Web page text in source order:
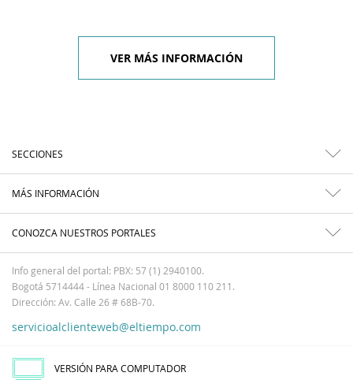
VER MÁS INFORMACIÓN
SECCIONES
MÁS INFORMACIÓN
CONOZCA NUESTROS PORTALES
Info general del portal: PBX: 57 (1) 2940100.
Bogotá 5714444 - Línea Nacional 01 8000 110 211.
Dirección: Av. Calle 26 # 68B-70.
servicioalclienteweb@eltiempo.com
VERSIÓN PARA COMPUTADOR